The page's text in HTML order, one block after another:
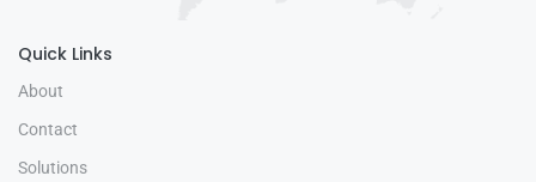
Quick Links
About
Contact
Solutions